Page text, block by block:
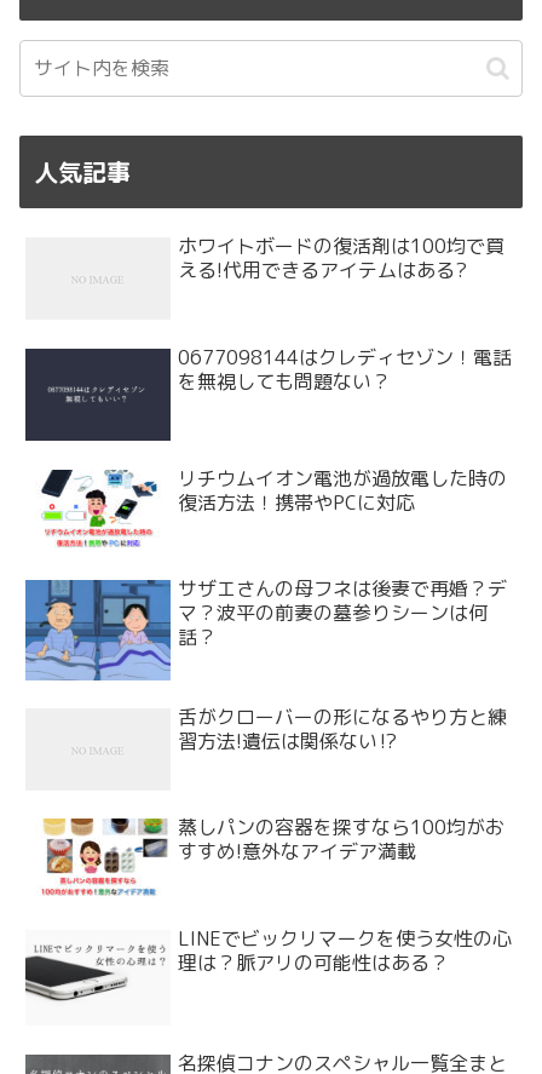
人気記事
ホワイトボードの復活剤は100均で買
える!代用できるアイテムはある?
0677098144はクレディセゾン！電話
を無視しても問題ない？
リチウムイオン電池が過放電した時の
復活方法！携帯やPCに対応
サザエさんの母フネは後妻で再婚？デ
マ？波平の前妻の墓参りシーンは何
話？
舌がクローバーの形になるやり方と練
習方法!遺伝は関係ない⁉
蒸しパンの容器を探すなら100均がお
すすめ!意外なアイデア満載
LINEでビックリマークを使う女性の心
理は？脈アリの可能性はある？
名探偵コナンのスペシャル一覧全まと